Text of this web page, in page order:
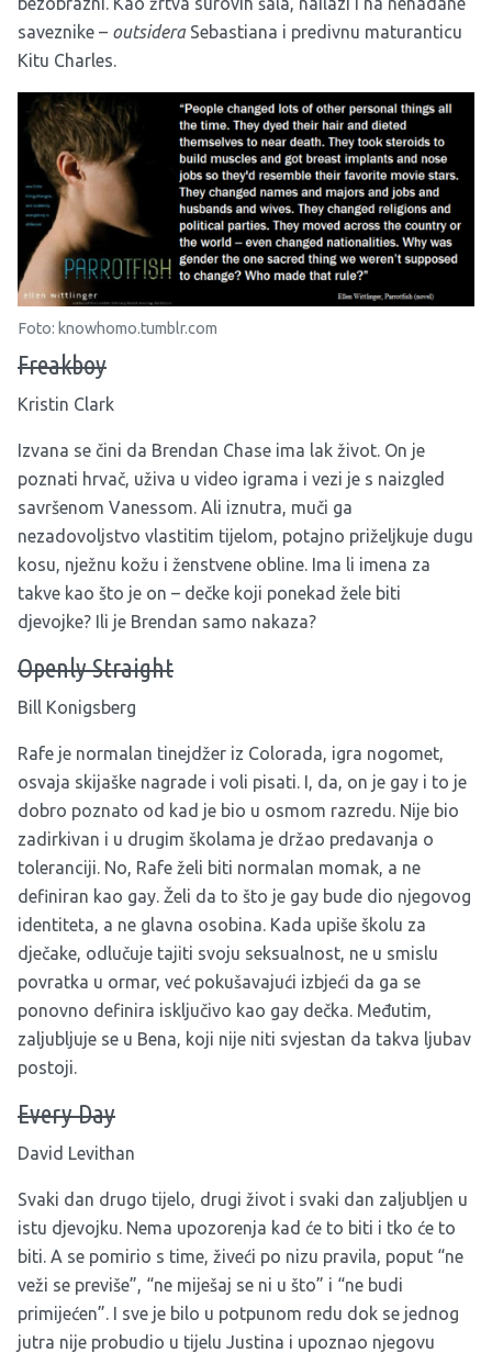
saveznike – outsideraSebastiana i predivnu maturanticu
Kitu Charles.
Foto: knowhomo.tumblr.com
Freakboy
Kristin Clark
Izvana se čini da Brendan Chase ima lak život. On je
poznati hrvač, uživa u video igrama i vezi je s naizgled
savršenom Vanessom. Ali iznutra, muči ga
nezadovoljstvo vlastitim tijelom, potajno priželjkuje dugu
kosu, nježnu kožu i ženstvene obline. Ima li imena za
takve kao što je on – dečke koji ponekad žele biti
djevojke? Ili je Brendan samo nakaza?
Openly Straight
Bill Konigsberg
Rafe je normalan tinejdžer iz Colorada, igra nogomet,
osvaja skijaške nagrade i voli pisati. I, da, on je gay i to je
dobro poznato od kad je bio u osmom razredu. Nije bio
zadirkivan i u drugim školama je držao predavanja o
toleranciji. No, Rafe želi biti normalan momak, a ne
definiran kao gay. Želi da to što je gay bude dio njegovog
identiteta, a ne glavna osobina. Kada upiše školu za
dječake, odlučuje tajiti svoju seksualnost, ne u smislu
povratka u ormar, već pokušavajući izbjeći da ga se
ponovno definira isključivo kao gay dečka. Međutim,
zaljubljuje se u Bena, koji nije niti svjestan da takva ljubav
postoji.
Every Day
David Levithan
Svaki dan drugo tijelo, drugi život i svaki dan zaljubljen u
istu djevojku. Nema upozorenja kad će to biti i tko će to
biti. A se pomirio s time, živeći po nizu pravila, poput “ne
veži se previše”, “ne miješaj se ni u što” i “ne budi
primijećen”. I sve je bilo u potpunom redu dok se jednog
jutra nije probudio u tijelu Justina i upoznao njegovu